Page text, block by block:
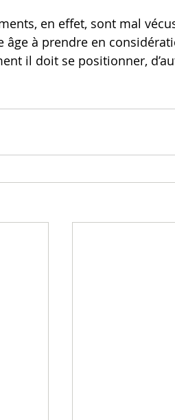
en effet, sont mal
âge à prendre en
il doit se positionner,